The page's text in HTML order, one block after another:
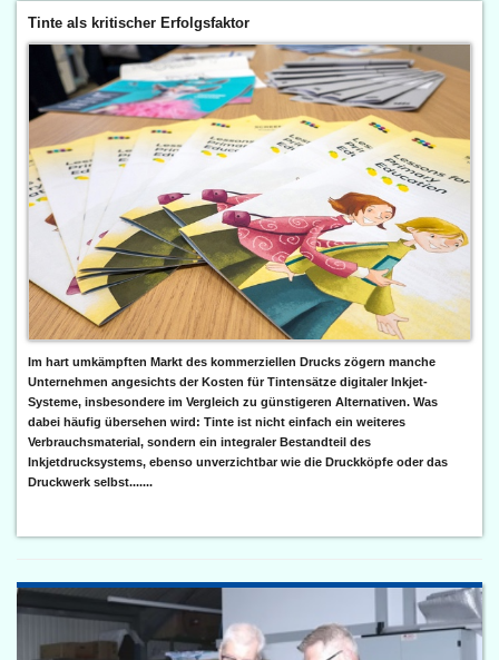
Tinte als kritischer Erfolgsfaktor
Im hart umkämpften Markt des kommerziellen Drucks zögern manche
Unternehmen angesichts der Kosten für Tintensätze digitaler Inkjet-
Systeme, insbesondere im Vergleich zu günstigeren Alternativen. Was
dabei häufig übersehen wird: Tinte ist nicht einfach ein weiteres
Verbrauchsmaterial, sondern ein integraler Bestandteil des
Inkjetdrucksystems, ebenso unverzichtbar wie die Druckköpfe oder das
Druckwerk selbst.......